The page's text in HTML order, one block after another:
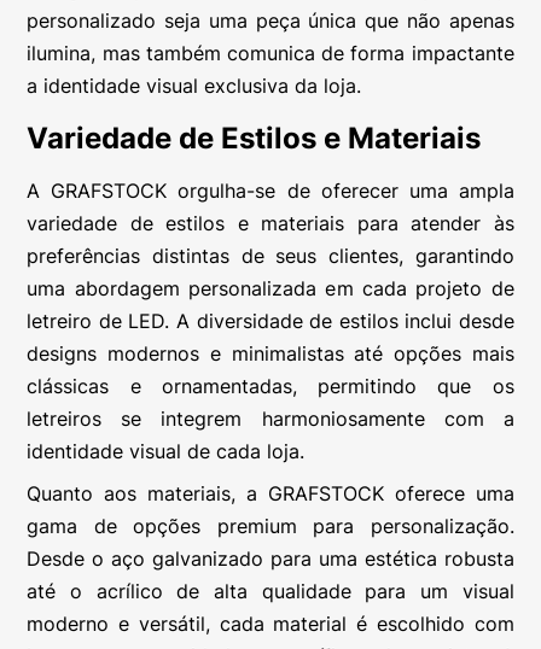
personalizado seja uma peça única que não apenas
ilumina, mas também comunica de forma impactante
a identidade visual exclusiva da loja.
Variedade de Estilos e Materiais
A GRAFSTOCK orgulha-se de oferecer uma ampla
variedade de estilos e materiais para atender às
preferências distintas de seus clientes, garantindo
uma abordagem personalizada em cada projeto de
letreiro de LED. A diversidade de estilos inclui desde
designs modernos e minimalistas até opções mais
clássicas e ornamentadas, permitindo que os
letreiros se integrem harmoniosamente com a
identidade visual de cada loja.
Quanto aos materiais, a GRAFSTOCK oferece uma
gama de opções premium para personalização.
Desde o aço galvanizado para uma estética robusta
até o acrílico de alta qualidade para um visual
moderno e versátil, cada material é escolhido com